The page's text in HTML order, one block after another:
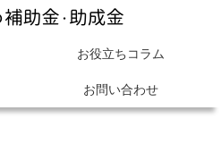
お役立ちコラム
お問い合わせ